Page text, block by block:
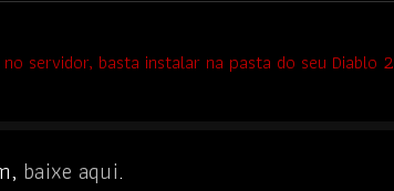
servidor, basta instalar na pasta do seu Diablo 2
baixe aqui.